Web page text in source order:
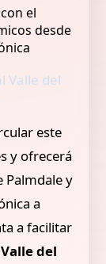
Valle del
este
y ofrecerá
Palmdale y
a
a facilitar
Valle del